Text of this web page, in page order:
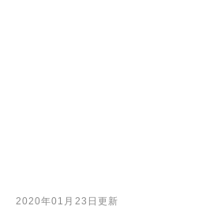
2020年01月23日更新